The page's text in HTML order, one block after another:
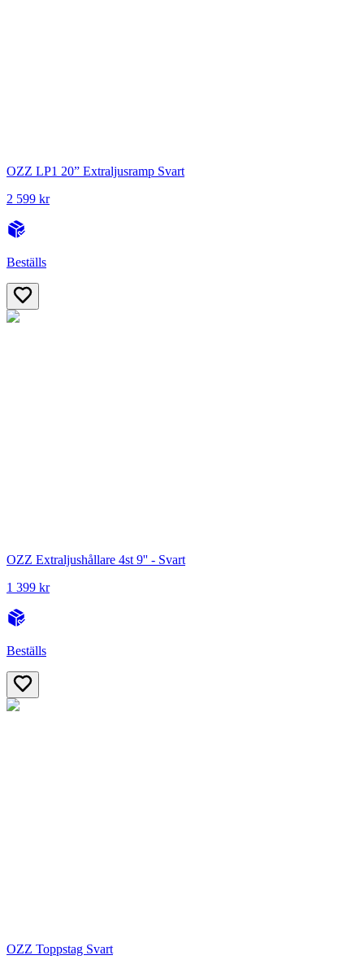
OZZ LP1 20” Extraljusramp Svart
2 599 kr
Beställs
OZZ Extraljushållare 4st 9'' - Svart
1 399 kr
Beställs
OZZ Toppstag Svart